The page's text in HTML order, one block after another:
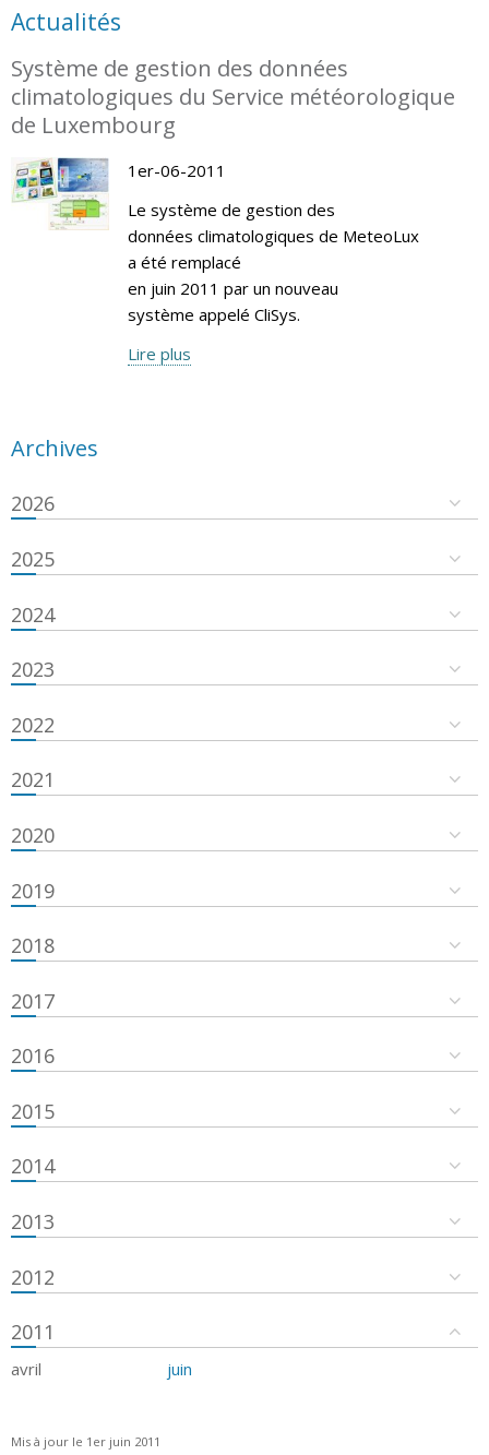
Actualités
Système de gestion des données
climatologiques du Service météorologique
de Luxembourg
1er-06-2011
Le système de gestion des
données climatologiques de MeteoLux
a été remplacé
en juin 2011 par un nouveau
système appelé CliSys.
Lire plus
Archives
2026
2025
2024
2023
2022
2021
2020
2019
2018
2017
2016
2015
2014
2013
2012
2011
avril juin
Mis à jour le 1er juin 2011